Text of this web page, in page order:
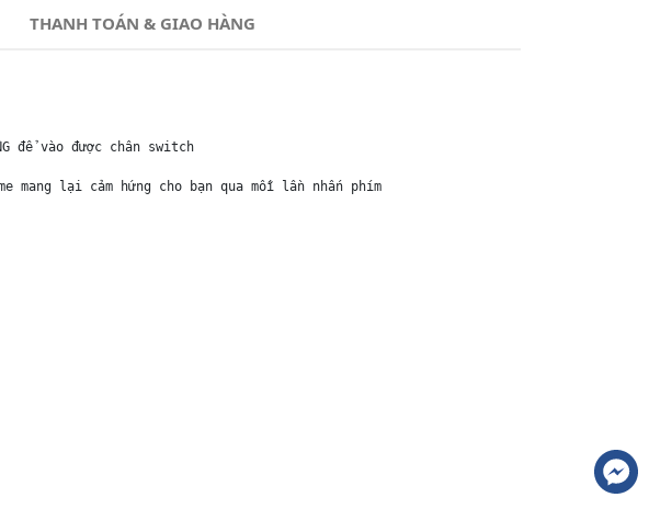
THANH TOÁN & GIAO HÀNG
để vào được chân switch
mang lại cảm hứng cho bạn qua mỗi lần nhấn phím